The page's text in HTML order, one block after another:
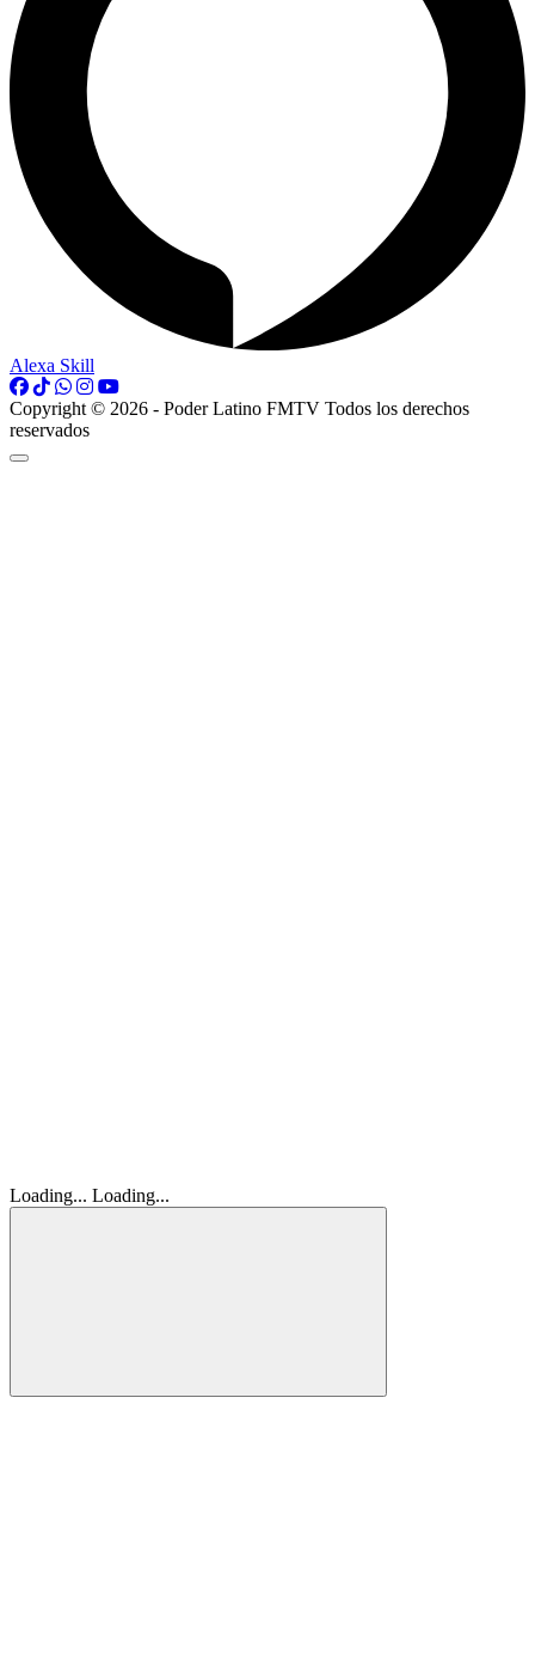
Alexa Skill
Copyright © 2026 - Poder Latino FMTV Todos los derechos
reservados
Loading... Loading...